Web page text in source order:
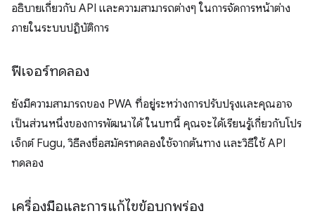
อธิบายเกี่ยวกับ API และความสามารถต่างๆ ในการจัดการหน้าต่าง
ภายในระบบปฏิบัติการ
ฟีเจอร์ทดลอง
ยังมีความสามารถของ PWA ที่อยู่ระหว่างการปรับปรุงและคุณอาจ
เป็นส่วนหนึ่งของการพัฒนาได้ ในบทนี้ คุณจะได้เรียนรู้เกี่ยวกับโปร
เจ็กต์ Fugu, วิธีลงชื่อสมัครทดลองใช้จากต้นทาง และวิธีใช้ API
ทดลอง
เครื่องมือและการแก้ไขข้อบกพร่อง